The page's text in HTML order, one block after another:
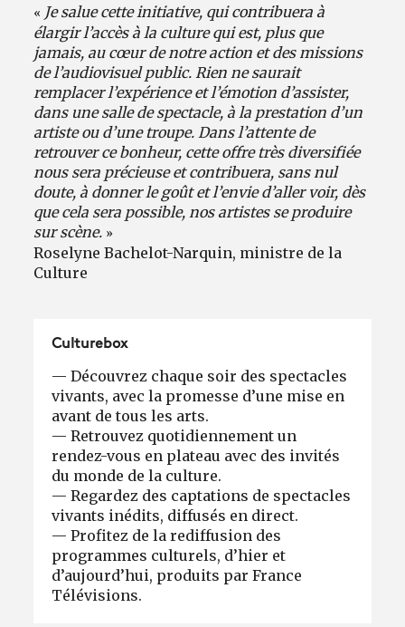
« Je salue cette initiative, qui contribuera à
élargir l’accès à la culture qui est, plus que
jamais, au cœur de notre action et des missions
de l’audiovisuel public. Rien ne saurait
remplacer l’expérience et l’émotion d’assister,
dans une salle de spectacle, à la prestation d’un
artiste ou d’une troupe. Dans l’attente de
retrouver ce bonheur, cette offre très diversifiée
nous sera précieuse et contribuera, sans nul
doute, à donner le goût et l’envie d’aller voir, dès
que cela sera possible, nos artistes se produire
sur scène. »
Roselyne Bachelot-Narquin, ministre de la
Culture
Culturebox
— Découvrez chaque soir des spectacles
vivants, avec la promesse d’une mise en
avant de tous les arts.
— Retrouvez quotidiennement un
rendez-vous en plateau avec des invités
du monde de la culture.
— Regardez des captations de spectacles
vivants inédits, diffusés en direct.
— Profitez de la rediffusion des
programmes culturels, d’hier et
d’aujourd’hui, produits par France
Télévisions.